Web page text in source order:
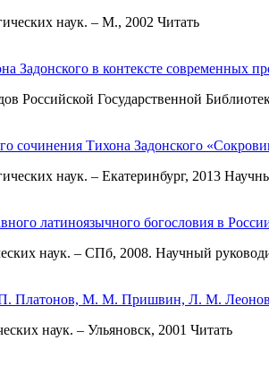
наук. – М., 2002 Читать
Задонского в контексте современных
Российской Государственной
сочинения Тихона Задонского
наук. – Екатеринбург, 2013
латиноязычного богословия в
наук. – СПб, 2008. Научный
П. Платонов, М. М. Пришвин, Л. М.
наук. – Ульяновск, 2001 Читать